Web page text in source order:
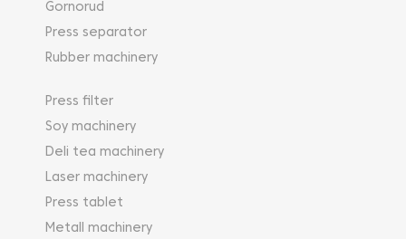
Gornorud
Press separator
Rubber machinery
Press filter
Soy machinery
Deli tea machinery
Laser machinery
Press tablet
Metall machinery